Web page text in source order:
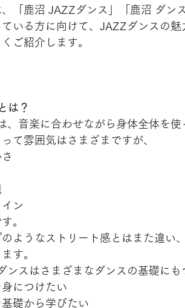
、「鹿沼 JAZZダンス」「鹿沼 ダン
ている方に向けて、JAZZダンスの
ご紹介します。
は？
、音楽に合わせながら身体全体を使
て雰囲気はさまざまですが、
ン
。
ようなストリート感とはまた違い
す。
ンスはさまざまなダンスの基礎にも
につけたい
基礎から学びたい